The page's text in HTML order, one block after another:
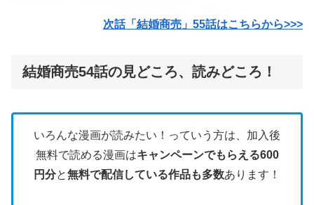
次話「結婚商売」55話はこちらから>>>
結婚商売54話の見どころ、読みどころ！
いろんな漫画が読みたい！っていう方は、加入後
無料で読める漫画はキャンペーンでもらえる600
円分と無料で配信している作品も多数あります！